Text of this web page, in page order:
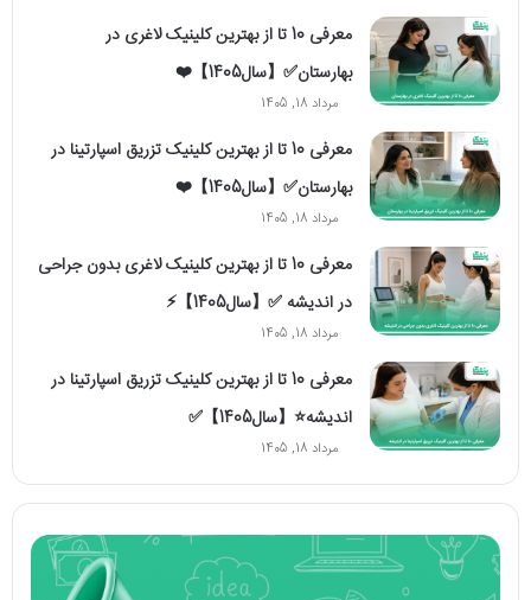
معرفی 10 تا از بهترین کلینیک لاغری در
بهارستان✅【سال1405】❤️
مرداد 18, 1405
معرفی 10 تا از بهترین کلینیک تزریق اسپارتینا در
بهارستان✅【سال1405】❤️
مرداد 18, 1405
معرفی 10 تا از بهترین کلینیک لاغری بدون جراحی
در اندیشه ✅【سال1405】⚡️
مرداد 18, 1405
معرفی 10 تا از بهترین کلینیک تزریق اسپارتینا در
اندیشه⭐【سال1405】✅
مرداد 18, 1405